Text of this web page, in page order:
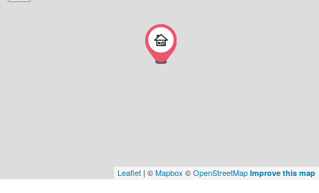
Leaflet | ©Mapbox ©OpenStreetMap Improve this map